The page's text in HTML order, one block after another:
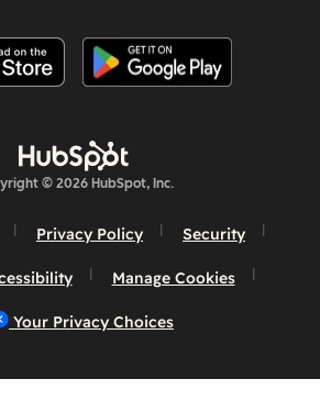
© 2026 HubSpot, Inc.
Privacy Policy Security
Manage Cookies
Your Privacy Choices